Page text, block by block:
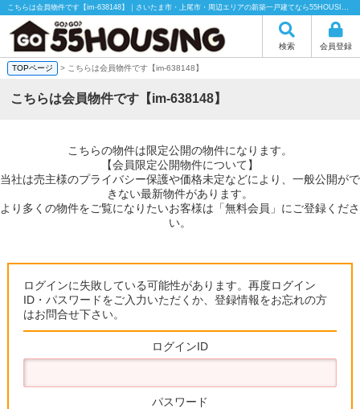
こちらは会員物件です【im-638148】｜さいたま市・上尾市・周辺エリアの新築一戸建てなら55HOUSING（55ハウジング）にお任せください！
検索 会員登録
TOPページ > こちらは会員物件です【im-638148】
こちらは会員物件です【im-638148】
こちらの物件は限定公開の物件になります。
【会員限定公開物件について】
当社は売主様のプライバシー保護や価格未定などにより、一般公開がで
きない最新物件があります。
より多くの物件をご覧になりたいお客様は「無料会員」にご登録くださ
い。
ログインに失敗している可能性があります。再度ログイン
ID・パスワードをご入力いただくか、登録情報をお忘れの方
はお問合せ下さい。
ログインID
パスワード